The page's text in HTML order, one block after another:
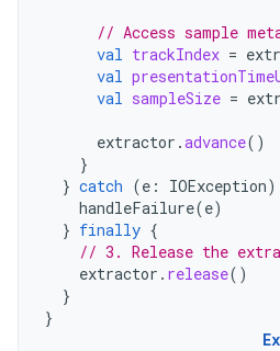
// Access sample
val trackIndex =
val
val sampleSize =
extractor .advance()
}
} catch (e : IOException)
handleFailure(e)
} finally {
// 3. Release the
extractor . release()
}
}